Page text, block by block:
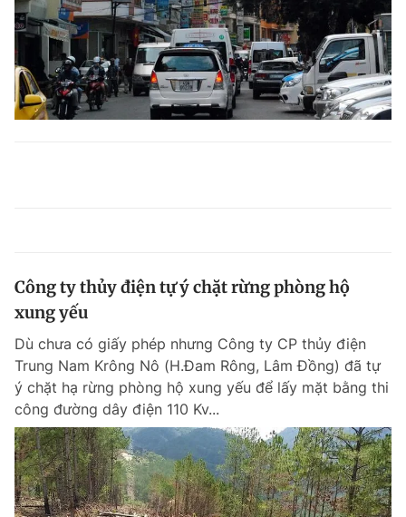
Công ty thủy điện tự ý chặt rừng phòng hộ
xung yếu
Dù chưa có giấy phép nhưng Công ty CP thủy điện
Trung Nam Krông Nô (H.Đam Rông, Lâm Đồng) đã tự
ý chặt hạ rừng phòng hộ xung yếu để lấy mặt bằng thi
công đường dây điện 110 Kv...